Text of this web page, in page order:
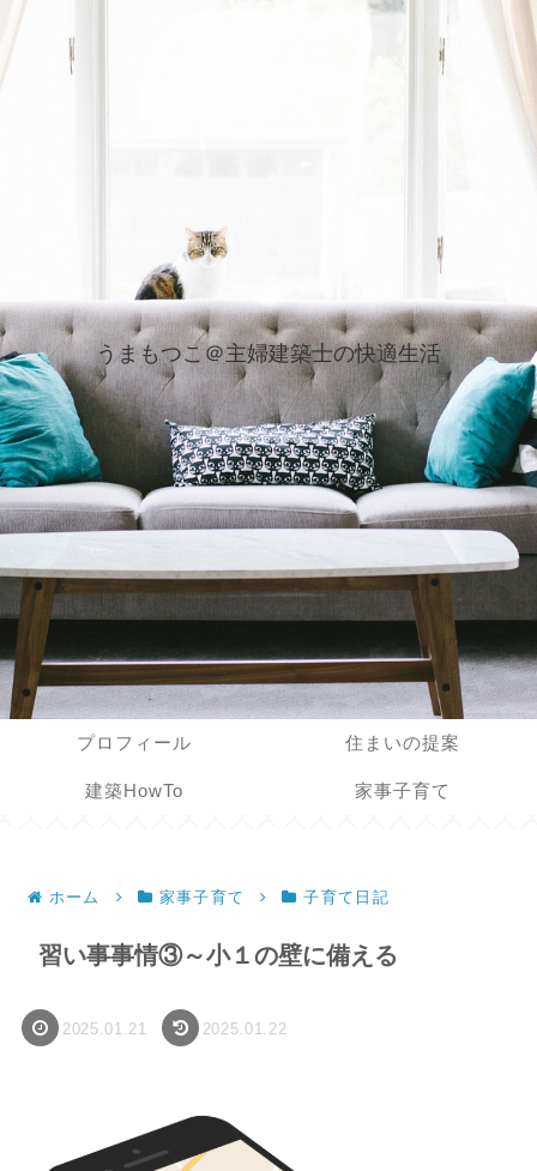
うまもつこ＠主婦建築士の快適生活
プロフィール 住まいの提案
建築HowTo 家事子育て
ホーム 家事子育て 子育て日記
習い事事情③～小１の壁に備える
2025.01.21 2025.01.22